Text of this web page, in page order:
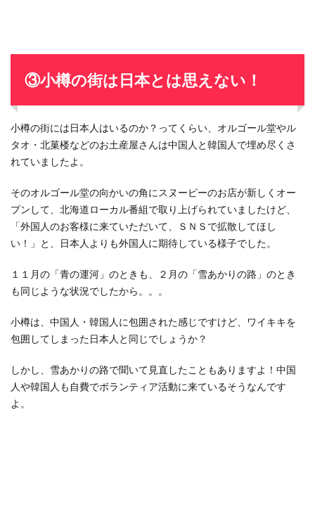
③小樽の街は日本とは思えない！
小樽の街には日本人はいるのか？ってくらい、オルゴール堂やル
タオ・北菓楼などのお土産屋さんは中国人と韓国人で埋め尽くさ
れていましたよ。
そのオルゴール堂の向かいの角にスヌーピーのお店が新しくオー
プンして、北海道ローカル番組で取り上げられていましたけど、
「外国人のお客様に来ていただいて、ＳＮＳで拡散してほし
い！」と、日本人よりも外国人に期待している様子でした。
１１月の「青の運河」のときも、２月の「雪あかりの路」のとき
も同じような状況でしたから。。。
小樽は、中国人・韓国人に包囲された感じですけど、ワイキキを
包囲してしまった日本人と同じでしょうか？
しかし、雪あかりの路で聞いて見直したこともありますよ！中国
人や韓国人も自費でボランティア活動に来ているそうなんです
よ。